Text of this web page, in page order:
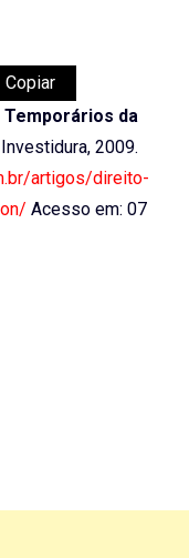
Copiar
Temporários da
2009.
artigos/direito-
Acesso em: 07